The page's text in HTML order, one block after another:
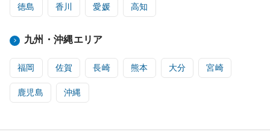
徳島 香川 愛媛 高知
九州・沖縄エリア
福岡 佐賀 長崎 熊本 大分 宮崎
鹿児島 沖縄